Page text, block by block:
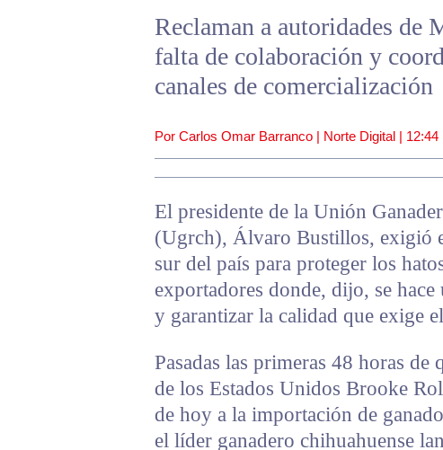
Reclaman a autoridades de
falta de colaboración y
canales de comercialización
Por Carlos Omar Barranco | Norte Digital | 12:44
El presidente de la Unión
(Ugrch), Álvaro Bustillos, exigió
sur del país para proteger los
exportadores donde, dijo, se
y garantizar la calidad que exige
Pasadas las primeras 48 horas
de los Estados Unidos Brooke
de hoy a la importación de
el líder ganadero chihuahuense